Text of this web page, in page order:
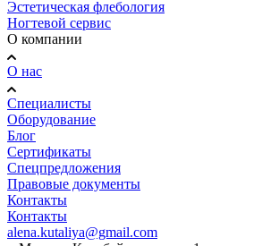
Эстетическая флебология
Ногтевой сервис
О компании
О нас
Специалисты
Оборудование
Блог
Сертификаты
Спецпредложения
Правовые документы
Контакты
Контакты
alena.kutaliya@gmail.com